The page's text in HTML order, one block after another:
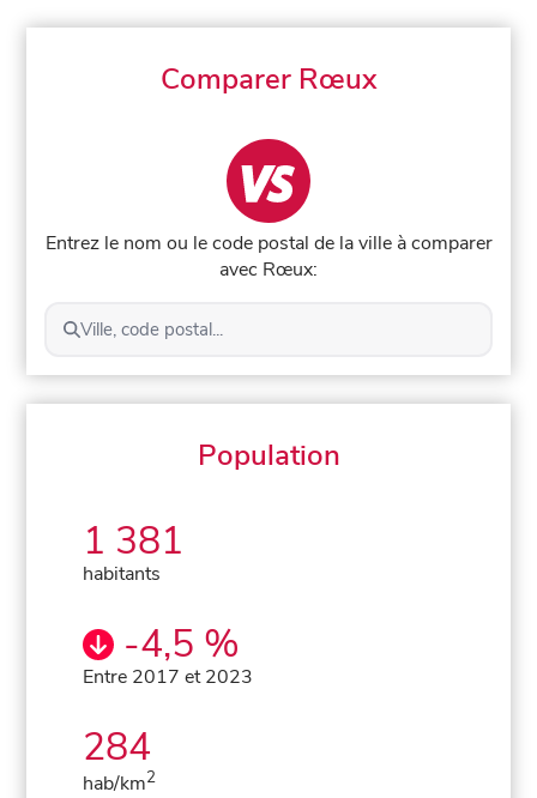
Comparer Rœux
Entrez le nom ou le code postal de la ville à comparer
avec Rœux:
Ville, code postal...
Population
1 381
habitants
-4,5 %
Entre 2017 et 2023
284
hab/km2